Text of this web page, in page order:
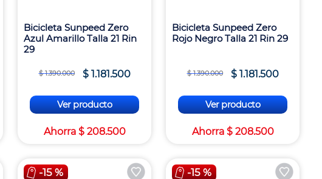
Bicicleta Sunpeed Zero
Azul Amarillo Talla 21 Rin
29
$ 1.390.000 $ 1.181.500
Ver producto
Ahorra $ 208.500
Bicicleta Sunpeed Zero
Rojo Negro Talla 21 Rin 29
$ 1.390.000 $ 1.181.500
Ver producto
Ahorra $ 208.500
-15 % -15 %